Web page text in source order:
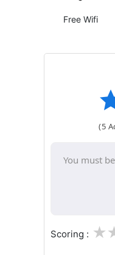
Free Wifi
(5
Scoring :